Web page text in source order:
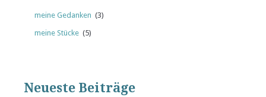
meine Gedanken (3)
meine Stücke (5)
Neueste Beiträge